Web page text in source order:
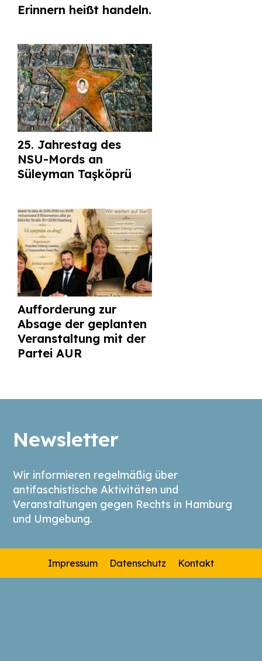
Erinnern heißt handeln.
25. Jahrestag des
NSU-Mords an
Süleyman Taşköprü
Aufforderung zur
Absage der geplanten
Veranstaltung mit der
Partei AUR
Newsletter
Wir informieren regelmäßig über
antifaschistische Aktivitäten und
Veranstaltungen gegen Rechts in Hamburg
und Umgebung.
Impressum Datenschutz Kontakt